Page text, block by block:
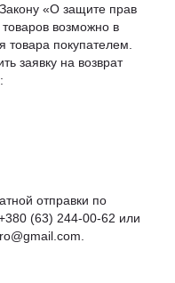
«О защите прав
возможно в
товара покупателем.
заявку на возврат
отправки по
(63) 244-00-62 или